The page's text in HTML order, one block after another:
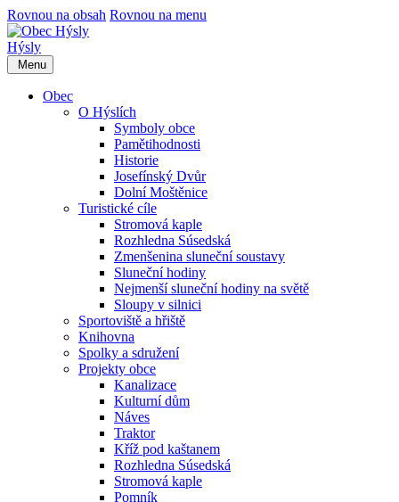
Rovnou na obsah Rovnou na menu
Hýsly
Menu
Obec
O Hýslích
Symboly obce
Pamětihodnosti
Historie
Josefínský Dvůr
Dolní Moštěnice
Turistické cíle
Stromová kaple
Rozhledna Súsedská
Zmenšenina sluneční soustavy
Sluneční hodiny
Nejmenší sluneční hodiny na světě
Sloupy v silnici
Sportoviště a hřiště
Knihovna
Spolky a sdružení
Projekty obce
Kanalizace
Kulturní dům
Náves
Traktor
Kříž pod kaštanem
Rozhledna Súsedská
Stromová kaple
Pomník